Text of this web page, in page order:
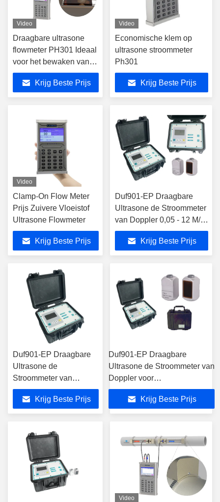
Video
Draagbare ultrasone
flowmeter PH301 Ideaal
voor het bewaken van
vloeistofstroom met
hoge nauwkeurigheid
en bidirectionele meting
Krijg Beste Prijs
Video
Economische klem op
ultrasone stroommeter
Ph301
Krijg Beste Prijs
Video
Clamp-On Flow Meter
Prijs Zuivere Vloeistof
Ultrasone Flowmeter
Krijg Beste Prijs
Duf901-EP Draagbare
Ultrasone de Stroommeter
van Doppler 0,05 - 12 M/S
voor Industriële
Waterzuiveringsinstallatie
Krijg Beste Prijs
Duf901-EP Draagbare
Ultrasone de
Stroommeter van
Doppler met OCT
OutputKrijg Beste Prijs
Duf901-EP Draagbare
Ultrasone de Stroommeter van
Doppler voor
Afvalwaterzuiveringsinstallatie
Krijg Beste Prijs
Video